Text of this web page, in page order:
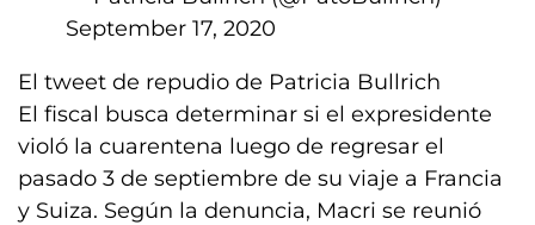
September 17, 2020
El tweet de repudio de Patricia Bullrich
El fiscal busca determinar si el expresidente
violó la cuarentena luego de regresar el
pasado 3 de septiembre de su viaje a Francia
y Suiza. Según la denuncia, Macri se reunió